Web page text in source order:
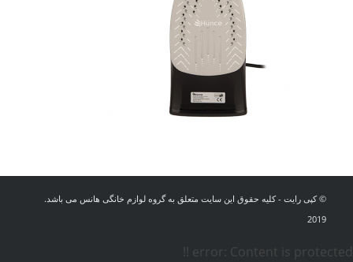
© کپی رایت - کلیه حقوق این سایت متعلق به گروه لوازم خانگی هانس می باشد.
2019
error: Content is protected !!